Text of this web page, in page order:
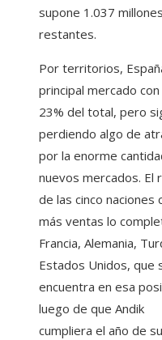
supone 1.037 millones
restantes.
Por territorios,
principal mercado con
23% del total, pero
perdiendo algo de
por la enorme
nuevos mercados. El
de las cinco naciones
más ventas lo
Francia, Alemania,
Estados Unidos, que
encuentra en esa
luego de que Andik
cumpliera el año de su